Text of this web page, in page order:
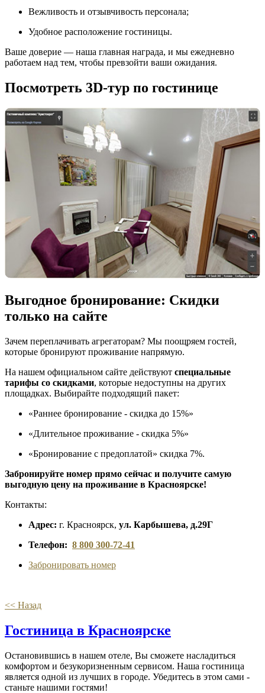
Вежливость и отзывчивость персонала;
Удобное расположение гостиницы.
Ваше доверие — наша главная награда, и мы ежедневно
работаем над тем, чтобы превзойти ваши ожидания.
Посмотреть 3D-тур по гостинице
Выгодное бронирование: Скидки
только на сайте
Зачем переплачивать агрегаторам? Мы поощряем гостей,
которые бронируют проживание напрямую.
На нашем официальном сайте действуют специальные
тарифы со скидками, которые недоступны на других
площадках. Выбирайте подходящий пакет:
«Раннее бронирование - скидка до 15%»
«Длительное проживание - скидка 5%»
«Бронирование с предоплатой» скидка 7%.
Забронируйте номер прямо сейчас и получите самую
выгодную цену на проживание в Красноярске!
Контакты:
Адрес: г. Красноярск, ул. Карбышева, д.29Г
Телефон: 8 800 300-72-41
Забронировать номер
<< Назад
Гостиница в Красноярске
Остановившись в нашем отеле, Вы сможете насладиться
комфортом и безукоризненным сервисом. Наша гостиница
является одной из лучших в городе. Убедитесь в этом сами -
станьте нашими гостями!